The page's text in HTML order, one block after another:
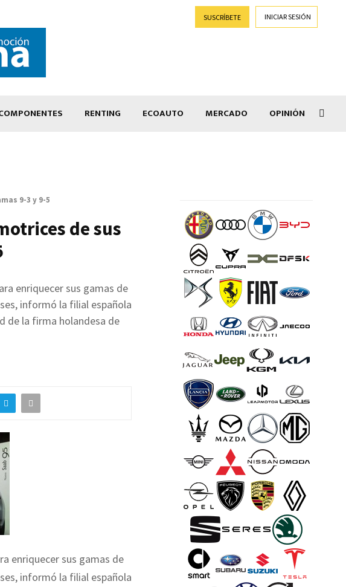
SUSCRÍBETE INICIAR SESIÓN
RENTING ECOAUTO MERCADO OPINIÓN
9-3 y 9-5
de sus
enriquecer sus gamas de
informó la filial española
de la firma holandesa de
enriquecer sus gamas de
informó la filial española